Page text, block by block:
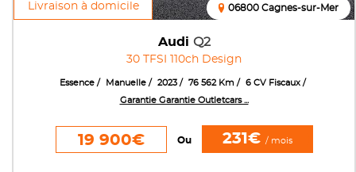
Livraison à domicile
Audi Q2
30 TFSI 110ch Design
06800 Cagnes-sur-Mer
Essence Manuelle 2023 76 562 Km
6 CV Fiscaux
Garantie Garantie Outletcars ...
19 900€ Ou 231€ / mois